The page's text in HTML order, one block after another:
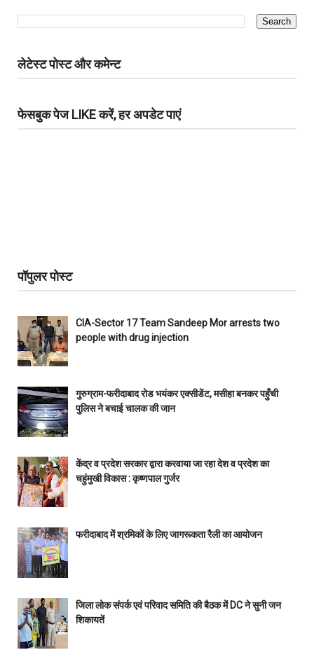
लेटेस्ट पोस्ट और कमेन्ट
फेसबुक पेज LIKE करें, हर अपडेट पाएं
पॉपुलर पोस्ट
CIA-Sector 17 Team Sandeep Mor arrests two
people with drug injection
गुरुग्राम-फरीदाबाद रोड भयंकर एक्सीडेंट, मसीहा बनकर पहुँची
पुलिस ने बचाई चालक की जान
केंद्र व प्रदेश सरकार द्वारा करवाया जा रहा देश व प्रदेश का
चहुंमुखी विकास : कृष्णपाल गुर्जर
फरीदाबाद में श्रमिकों के लिए जागरूकता रैली का आयोजन
जिला लोक संपर्क एवं परिवाद समिति की बैठक में DC ने सुनी जन
शिकायतें